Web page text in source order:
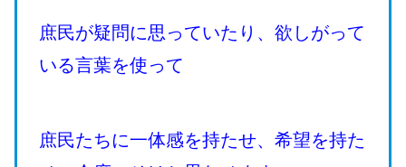
庶民が疑問に思っていたり、欲しがって
いる言葉を使って
庶民たちに一体感を持たせ、希望を持た